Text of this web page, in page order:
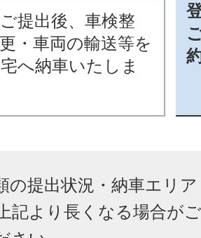
提出後、車検整
・車両の輸送等を
へ納車いたしま
の提出状況・納車エリ
記より長くなる場合が